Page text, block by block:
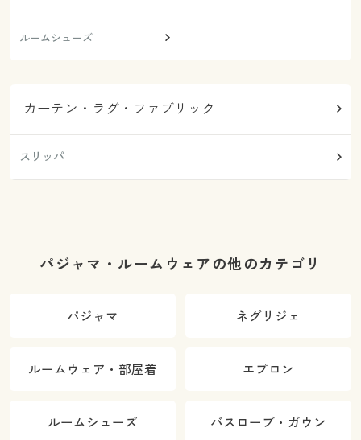
ルームシューズ
カーテン・ラグ・ファブリック
スリッパ
パジャマ・ルームウェアの他のカテゴリ
パジャマ ネグリジェ
ルームウェア・部屋着 エプロン
ルームシューズ バスローブ・ガウン